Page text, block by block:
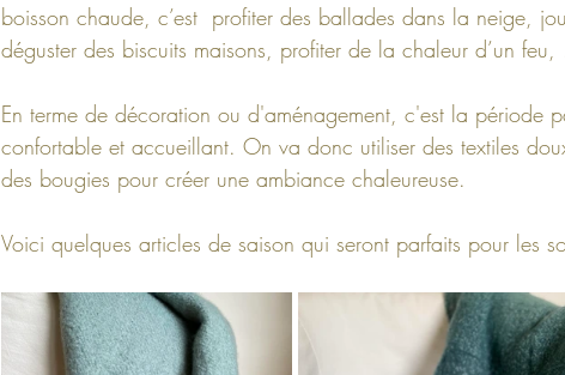
boisson chaude, c’est  profiter des ballades dans la neige,
déguster des biscuits maisons, profiter de la chaleur d’un
En terme de décoration ou d'aménagement, c'est la période
confortable et accueillant. On va donc utiliser des textiles
des bougies pour créer une ambiance chaleureuse.
Voici quelques articles de saison qui seront parfaits pour les